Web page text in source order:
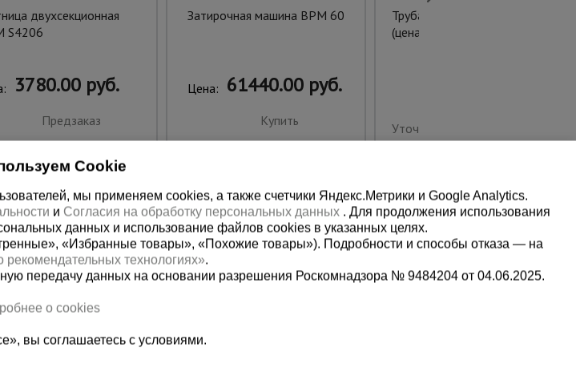
двухсекционная
S4206
3780.00 руб.
Предзаказ
Затирочная машина BPM 60
Цена: 61440.00 руб.
Купить
Труба профильная 40*20*1,0
(цена за 1 кг/руб)
Уточнить цену
+7 (861) 225-00-90
Cookie
мы применяем cookies, а также счетчики Яндекс.Метрики и Google Analytics.
и Согласия на обработку персональных данных . Для продолжения использования
данных и использование файлов cookies в указанных целях.
«Избранные товары», «Похожие товары»). Подробности и способы отказа — на
рекомендательных технологиях».
передачу данных на основании разрешения Роскомнадзора № 9484204 от 04.06.2025.
о cookies
вы соглашаетесь с условиями.